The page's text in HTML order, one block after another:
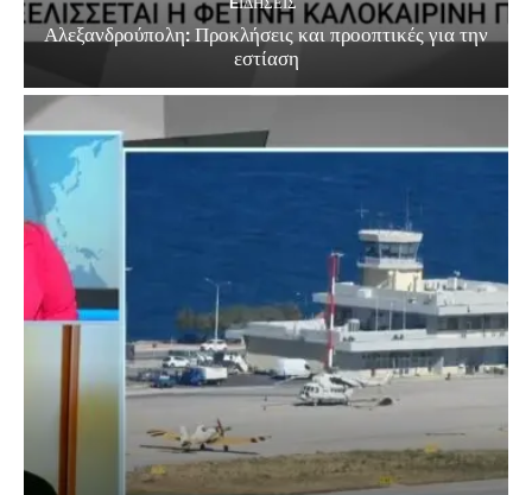
Αλεξανδρούπολη: Προκλήσεις και προοπτικές για την
εστίαση